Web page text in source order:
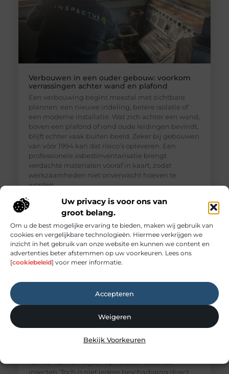
Uw privacy is voor ons van
groot belang.
Om u de best mogelijke ervaring te bieden, maken wij gebruik van
cookies en vergelijkbare technologieën. Hiermee verkrijgen we
inzicht in het gebruik van onze website en kunnen we content en
advertenties beter afstemmen op uw voorkeuren. Lees ons
[cookiebeleid] voor meer informatie.
Accepteren
Weigeren
Bekijk Voorkeuren
Verbouwen in een ouder gebouw: voorkom
verrassingen achter wand en plafond
Een verbouwing begint meestal met zichtbare
plannen: een nieuwe indeling, betere isolatie of
een moderne installatie. Wat zich achter een wand,
boven een plafond of rond oude leidingen bevindt,
blijft echter vaak buiten beeld. Zeker bij gebouwen
van vóór 1994 kan dat risico’s opleveren. Een
professionele asbestinventarisatie brengt
verdachte materialen vooraf in kaart, zodat
werkzaamheden niet onverwacht hoeven te
worden
Houtworm herkennen en schade aan houten
Kleine gaatjes in een balk, fijn boormeel op de
ruimte kunnen wijzen op houtaantastende
insecten. Toch is niet iedere beschadiging direct